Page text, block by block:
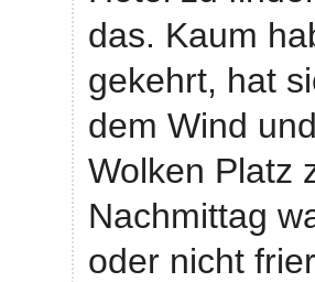
das. Kaum
gekehrt, hat
dem Wind
Wolken Platz
Nachmittag
oder nicht